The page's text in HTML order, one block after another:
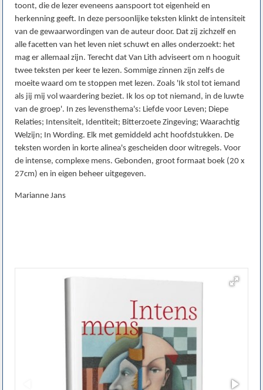
toont, die de lezer eveneens aanspoort tot eigenheid en
herkenning geeft. In deze persoonlijke teksten klinkt de intensiteit
van de gewaarwordingen van de auteur door. Dat zij zichzelf en
alle facetten van het leven niet schuwt en alles onderzoekt: het
mag er allemaal zijn. Terecht dat Van Lith adviseert om n hooguit
twee teksten per keer te lezen. Sommige zinnen zijn zelfs de
moeite waard om te stoppen met lezen. Zoals 'Ik stol tot iemand
als jij mij vol waardering beziet. Ik los op tot niemand, in de luwte
van de groep'. In zes levensthema's: Liefde voor Leven; Diepe
Relaties; Intensiteit, Identiteit; Bitterzoete Zingeving; Waarachtig
Welzijn; In Wording. Elk met gemiddeld acht hoofdstukken. De
teksten worden in korte alinea's gescheiden door witregels. Voor
de intense, complexe mens. Gebonden, groot formaat boek (20 x
27cm) en in eigen beheer uitgegeven.
Marianne Jans